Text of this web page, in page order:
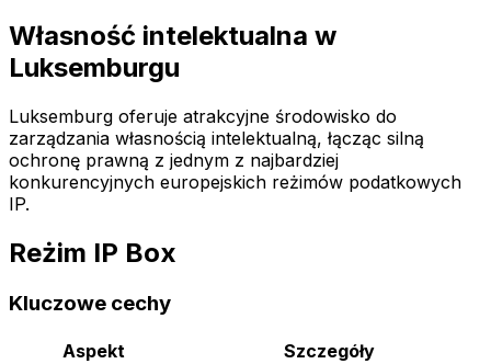
Własność intelektualna w
Luksemburgu
Luksemburg oferuje atrakcyjne środowisko do
zarządzania własnością intelektualną, łącząc silną
ochronę prawną z jednym z najbardziej
konkurencyjnych europejskich reżimów podatkowych
IP.
Reżim IP Box
Kluczowe cechy
Aspekt
Szczegóły